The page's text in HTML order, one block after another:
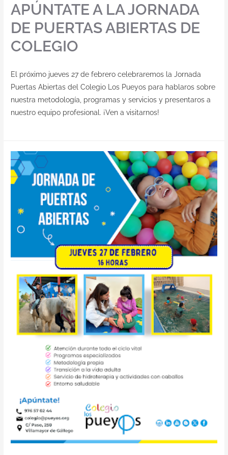
APÚNTATE A LA JORNADA
DE PUERTAS ABIERTAS DE
COLEGIO
El próximo jueves 27 de febrero celebraremos la Jornada
Puertas Abiertas del Colegio Los Pueyos para hablaros sobre
nuestra metodología, programas y servicios y presentaros a
nuestro equipo profesional. ¡Ven a visitarnos!